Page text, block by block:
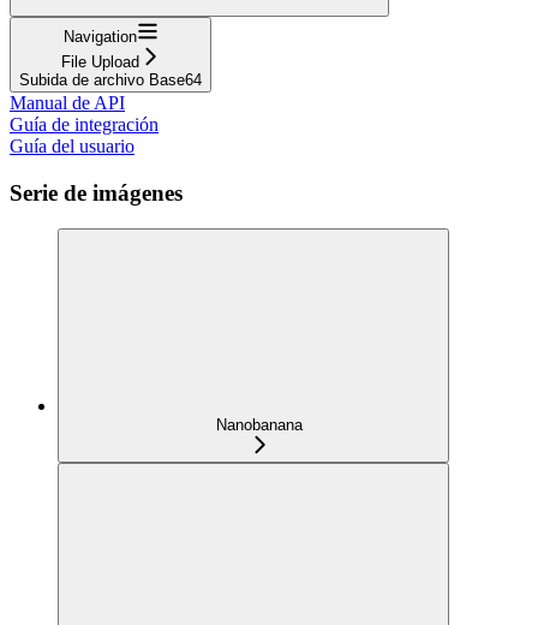
Navigation
File Upload
Subida de archivo Base64
Manual de API
Guía de integración
Guía del usuario
Serie de imágenes
Nanobanana